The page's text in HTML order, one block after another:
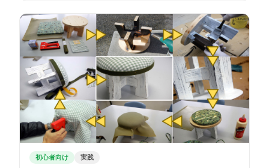
初心者向け 実践